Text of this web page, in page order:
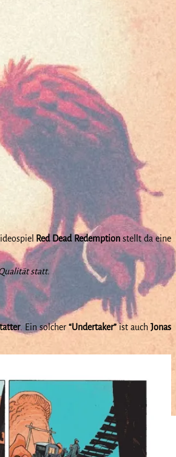
Red Dead Redemption stellt da eine
statt.
. Ein solcher “Undertaker”ist auch Jonas